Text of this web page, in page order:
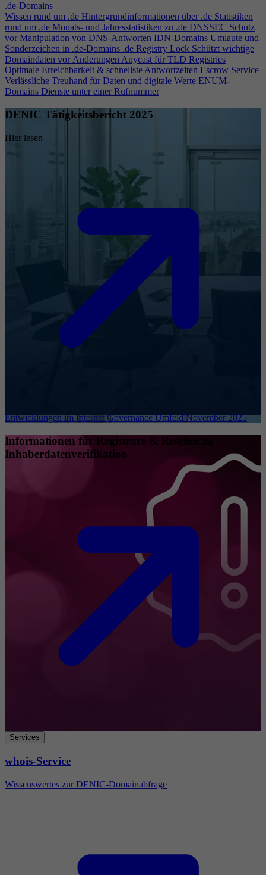
.de-Domains
Wissen rund um .de Hintergrundinformationen über .de Statistiken
rund um .de Monats- und Jahresstatistiken zu .de DNSSEC Schutz
vor Manipulation von DNS-Antworten IDN-Domains Umlaute und
Sonderzeichen in .de-Domains .de Registry Lock Schützt wichtige
Domaindaten vor ÄnderungenAnycast für TLD Registries
Optimale Erreichbarkeit & schnellste Antwortzeiten Escrow Service
Verlässliche Treuhand für Daten und digitale Werte ENUM-
Domains Dienste unter einer Rufnummer
DENIC Tätigkeitsbericht 2025
Hier lesen
Entwicklungen im Internet Governance Umfeld November 2025
Informationen für Registrare & Reseller zu
Inhaberdatenverifikation
Services
whois-Service
Wissenswertes zur DENIC-Domainabfrage